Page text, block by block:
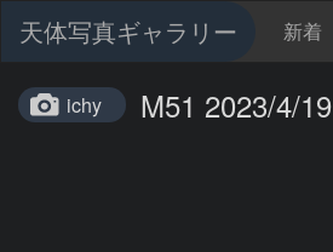
天体写真ギャラリー 新着
ichy M51 2023/4/19